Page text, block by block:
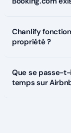
Chanlify
propriété ?
Que se passe-
temps sur